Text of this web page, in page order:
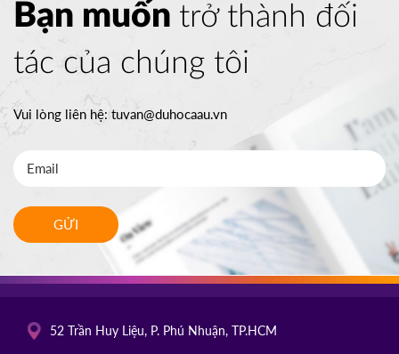
Bạn muốn trở thành đối
tác của chúng tôi
Vui lòng liên hệ: tuvan@duhocaau.vn
GỬI
52 Trần Huy Liệu, P. Phú Nhuận, TP.HCM